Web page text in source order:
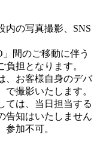
の写真撮影、SNS
間のご移動に伴う
担となります。
、お客様自身のデバ
撮影いたします。
ては、当日担当する
告知はいたしません
加不可。